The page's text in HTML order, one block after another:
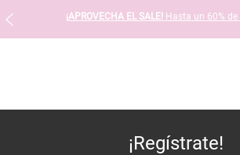
¡APROVECHA EL SALE! Hasta un 60%
¡Regístrate!